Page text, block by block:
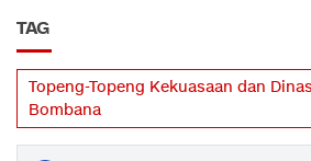
TAG
Topeng-Topeng Kekuasaan dan
Bombana